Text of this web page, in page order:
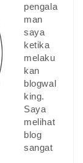
pengala
man
saya
ketika
melaku
kan
blogwal
king.
Saya
melihat
blog
sangat